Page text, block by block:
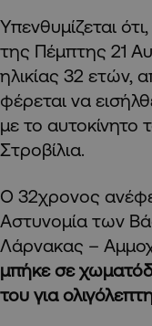
Υπενθυμίζεται
της Πέμπτης 21
ηλικίας 32 ετών,
φέρεται να
με το
Στροβίλια.
Ο 32χρονος
Αστυνομία των
Λάρνακας –
μπήκε σε
του για